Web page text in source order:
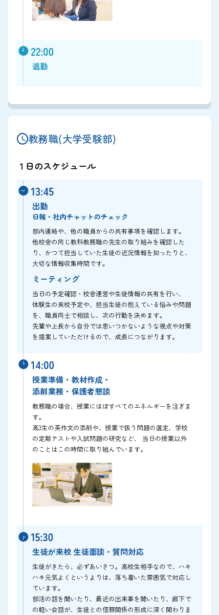
22:00
退勤
教務職(大学受験部)
１日のスケジュール
13:45
出勤
日報・社内チャットのチェック
部内連絡や、他の職員からの共有事項を確認します。
他校舎の同じ教科教務職の先生の取り組みを確認した
り、かつて担当していた生徒の近況情報を知ったりと、
大切な情報収集時間です。
ミーティング
当日の予定確認・校舎運営や生徒情報の共有を行い、
体験生の来校予定や、担当生徒の抱えている悩みや問題
を、職員同士で相談し、次の行動を決めます。
先輩や上長から自分では思いつかないような視点や対策
を提案していただけるので、成長につながります。
14:00
授業準備・教材作成・
添削業務・保護者懇談
教務職の場合、授業にほぼすべてのエネルギーを注ぎま
す。
高3生の英作文の添削や、授業で扱う問題の選定、学校
の定期テストや入試問題の研究など、 当日の授業以外
のことはこの時間に取り組んでいます。
15:30
生徒が来校 生徒面談・質問対応
生徒がきたら、必ずあいさつ。高校生相手なので、ハキ
ハキ元気よくというよりは、落ち着いた雰囲気で対応し
ています。
部活の話を聞いたり、最近の出来事を聞いたり、廊下で
の軽い会話が、生徒との信頼関係の形成に深く関わりま